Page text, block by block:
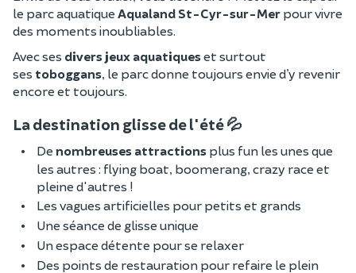
le parc aquatique Aqualand St-Cyr-sur-Mer pour vivre
des moments inoubliables.
Avec ses divers jeux aquatiqueset surtout
ses toboggans, le parc donne toujours envie d’y revenir
encore et toujours.
La destination glisse de l'été 💦
De nombreuses attractions plus fun les unes que
les autres : flying boat, boomerang, crazy race et
pleine d'autres !
Les vagues artificielles pour petits et grands
Une séance de glisse unique
Un espace détente pour se relaxer
Des points de restauration pour refaire le plein